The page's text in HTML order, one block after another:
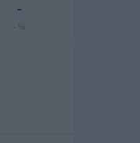
-
- %